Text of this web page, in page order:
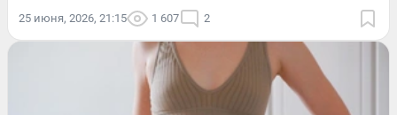
25 июня, 2026, 21:15 1 607 2